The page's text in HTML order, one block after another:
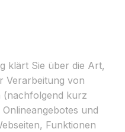
klärt Sie über die Art,
Verarbeitung von
(nachfolgend kurz
und
Funktionen